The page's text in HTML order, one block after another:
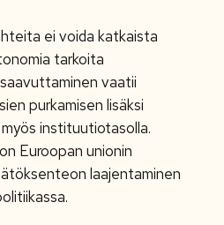
ei voida katkaista
tarkoita
vaatii
purkamisen lisäksi
instituutiotasolla.
Euroopan unionin
laajentaminen